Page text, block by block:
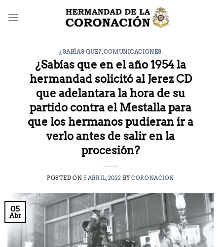
¿SABÍAS QUE?,COMUNICACIONES
¿Sabías que en el año 1954 la
hermandad solicitó al Jerez CD
que adelantara la hora de su
partido contra el Mestalla para
que los hermanos pudieran ir a
verlo antes de salir en la
procesión?
POSTED ON 5 ABRIL, 2022 BYCORONACION
05
Abr